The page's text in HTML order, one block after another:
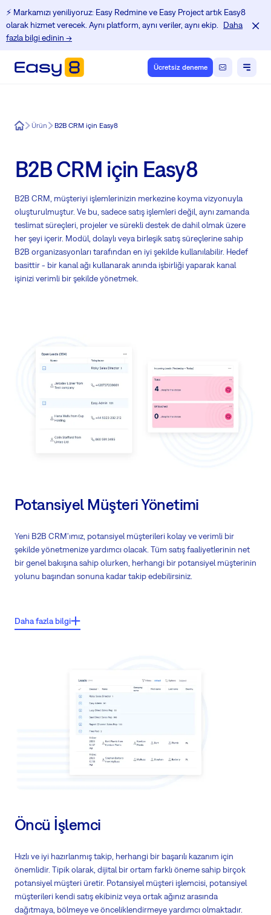
⚡️ Markamızı yeniliyoruz: Easy Redmine ve Easy Project artık Easy8
olarak hizmet verecek. Aynı platform, aynı veriler, aynı ekip.
Daha
fazla bilgi edinin →
Ücretsiz deneme
Easy8Ürün B2B CRM için Easy8
B2B CRM için Easy8
B2B CRM, müşteriyi işlemlerinizin merkezine koyma vizyonuyla
oluşturulmuştur. Ve bu, sadece satış işlemleri değil, aynı zamanda
teslimat süreçleri, projeler ve sürekli destek de dahil olmak üzere
her şeyi içerir. Modül, dolaylı veya birleşik satış süreçlerine sahip
B2B organizasyonları tarafından en iyi şekilde kullanılabilir. Hedef
basittir - bir kanal ağı kullanarak anında işbirliği yaparak kanal
işinizi verimli bir şekilde yönetmek.
Potansiyel Müşteri Yönetimi
Yeni B2B CRM'ımız, potansiyel müşterileri kolay ve verimli bir
şekilde yönetmenize yardımcı olacak. Tüm satış faaliyetlerinin net
bir genel bakışına sahip olurken, herhangi bir potansiyel müşterinin
yolunu başından sonuna kadar takip edebilirsiniz.
Önemli özellikler:
Tüm kanallarda pazarlama kampanyalarını ve sonuçlarını takip edin
Satış faaliyetlerinizi takip edin ve önünüzde ne olduğunu netleştirin
Daha iyi sonuçlar elde etmek için ortaklarınızla işbirliği yapın
Daha fazla bilgi
Öncü İşlemci
Hızlı ve iyi hazırlanmış takip, herhangi bir başarılı kazanım için
önemlidir. Tipik olarak, dijital bir ortam farklı öneme sahip birçok
potansiyel müşteri üretir. Potansiyel müşteri işlemcisi, potansiyel
müşterileri kendi satış ekibiniz veya ortak ağınız arasında
dağıtmaya, bölmeye ve önceliklendirmeye yardımcı olmaktadır.